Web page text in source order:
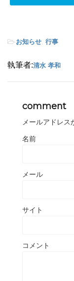
-お知らせ 行事
執筆者:清水 孝和
comment
メールアドレス
名前
メール
サイト
コメント